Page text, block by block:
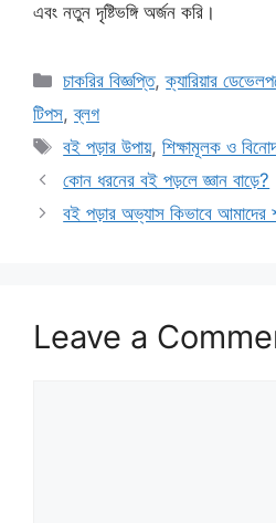
এবং নতুন দৃষ্টিভঙ্গি অর্জন করি।
Categories
চাকরির বিজ্ঞপ্তি,ক্যারিয়ার
টিপস,ব্লগ
Tags
বই পড়ার উপায়,শিক্ষামূলক ও
কোন ধরনের বই পড়লে জ্ঞান বাড়ে?
বই পড়ার অভ্যাস কিভাবে আমাদের
Leave a